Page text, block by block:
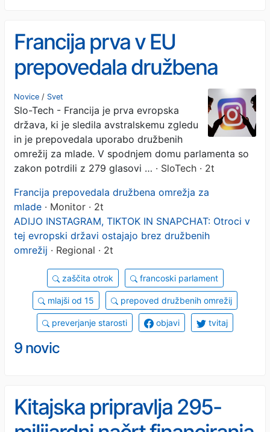
Francija prva v EU
prepovedala družbena
omrežja za mlade
Novice / Svet
Slo-Tech - Francija je prva evropska
država, ki je sledila avstralskemu zgledu
in je prepovedala uporabo družbenih
omrežij za mlade. V spodnjem domu parlamenta so
zakon potrdili z 279 glasovi … · SloTech · 2t
Francija prepovedala družbena omrežja za
mlade · Monitor · 2t
ADIJO INSTAGRAM, TIKTOK IN SNAPCHAT: Otroci v
tej evropski državi ostajajo brez družbenih
omrežij · Regional · 2t
zaščita otrok francoski parlament
mlajši od 15 prepoved družbenih omrežij
preverjanje starosti objavi tvitaj
9 novic
Kitajska pripravlja 295-